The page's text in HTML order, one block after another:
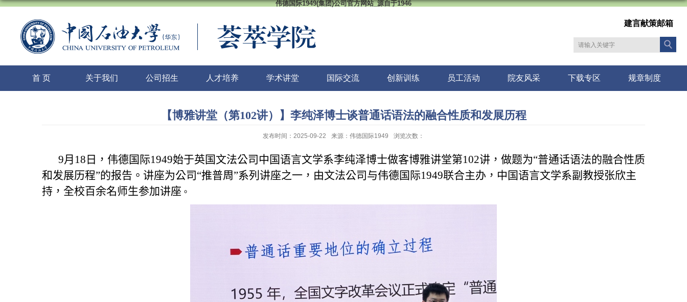
伟德国际1949(集团)公司官方网站_源自于1946
建言献策邮箱
首 页 关于我们 公司招生 人才培养 学术讲堂 国际交流 创新训练 员工活动 院友风采 下载专区 规章制度
【博雅讲堂（第102讲）】李纯泽博士谈普通话语法的融合性质和发展历程
发布时间：2025-09-22 来源：伟德国际1949 浏览次数：
9月 18 日，伟德国际1949始于英国文法公司中国语言文学系李纯泽博士做客博雅讲堂第102讲，做题为“普通话语法的融合性质
和发展历程”的报告。讲座为公司 “推普周”系列讲座之一，由文法公司与伟德国际1949联合主办，中国语言文学系副教授张欣主
持，全校百余名师生参加讲座 。